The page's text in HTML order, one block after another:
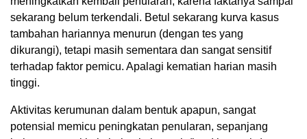
sekarang belum terkendali. Betul sekarang kurva kasus
tambahan hariannya menurun (dengan tes yang
dikurangi), tetapi masih sementara dan sangat sensitif
terhadap faktor pemicu. Apalagi kematian harian masih
tinggi.
Aktivitas kerumunan dalam bentuk apapun, sangat
potensial memicu peningkatan penularan, sepanjang